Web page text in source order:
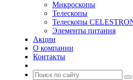
Микроскопы
Телескопы
Телескопы
Элементы питания
Акции
О компании
Контакты